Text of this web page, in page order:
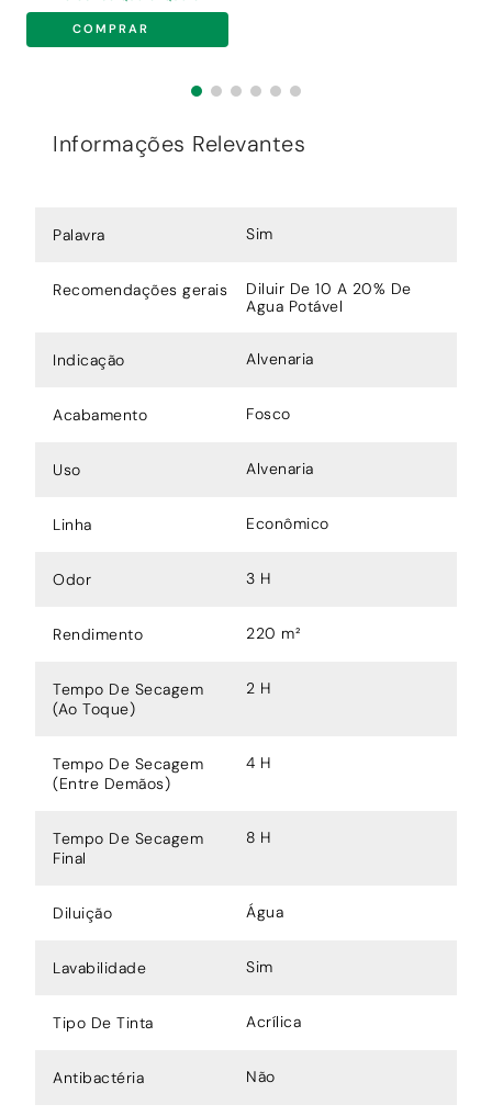
COMPRAR
Informações Relevantes
Palavra Sim
Recomendações gerais
Diluir De 10 A 20% De
Agua Potável
Indicação Alvenaria
Acabamento Fosco
Uso Alvenaria
Linha Econômico
Odor 3 H
Rendimento 220 m²
Tempo De Secagem
(Ao Toque)
2 H
Tempo De Secagem
(Entre Demãos)
4 H
Tempo De Secagem
Final
8 H
Diluição Água
Lavabilidade Sim
Tipo De Tinta Acrílica
Antibactéria Não